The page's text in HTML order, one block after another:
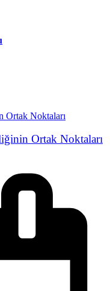
Ortak Noktaları